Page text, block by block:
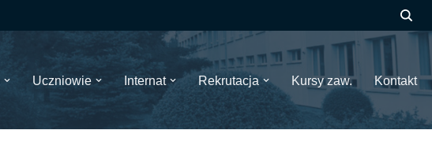
Uczniowie Internat Rekrutacja Kursy zaw. Kontakt